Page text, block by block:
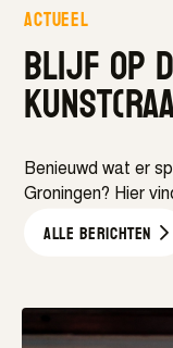
Actueel
Blijf op
Benieuwd wat er
Groningen? Hier
Alle berichten